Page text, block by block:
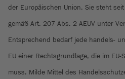
der Europäischen Union. Sie steht
gemäß Art. 207 Abs. 2 AEUV unter
Entsprechend bedarf jede handels-
EU einer Rechtsgrundlage, die im
muss. Milde Mittel des